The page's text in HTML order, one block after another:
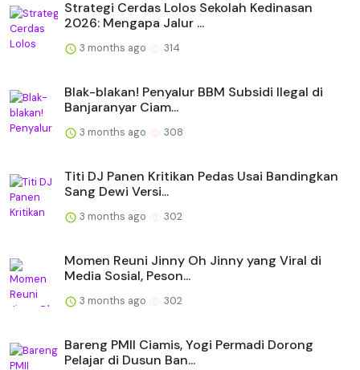
Strategi Cerdas Lolos Sekolah Kedinasan
2026: Mengapa Jalur ...
3 months ago 314
Blak-blakan! Penyalur BBM Subsidi Ilegal di
Banjaranyar Ciam...
3 months ago 308
Titi DJ Panen Kritikan Pedas Usai Bandingkan
Sang Dewi Versi...
3 months ago 302
Momen Reuni Jinny Oh Jinny yang Viral di
Media Sosial, Peson...
3 months ago 302
Bareng PMII Ciamis, Yogi Permadi Dorong
Pelajar di Dusun Ban...